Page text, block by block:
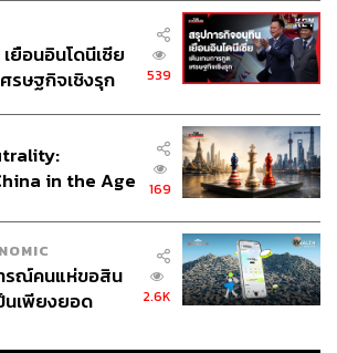
ยือนอินโดนีเซีย
รษฐกิจเชิงรุก
539
in the Age
169
รณ์คนแห่ขอสิน
นเพียงยอด
2.6K